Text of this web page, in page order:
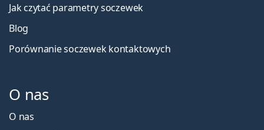
Jak czytać parametry soczewek
Blog
Porównanie soczewek kontaktowych
O nas
O nas